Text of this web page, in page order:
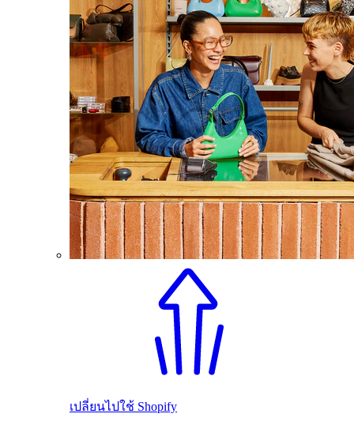
เปลี่ยนไปใช้ Shopify